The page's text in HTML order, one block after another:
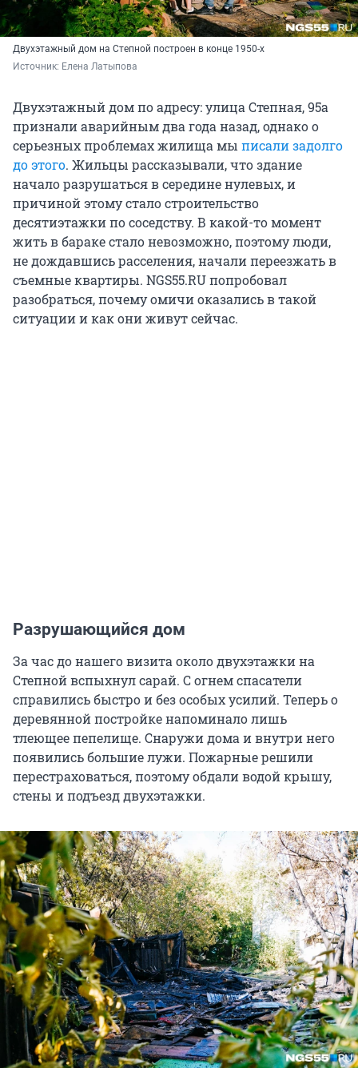
Двухэтажный дом на Степной построен в конце 1950-х
Источник: Елена Латыпова
Двухэтажный дом по адресу: улица Степная, 95а
признали аварийным два года назад, однако о
серьезных проблемах жилища мы писали задолго
до этого. Жильцы рассказывали, что здание
начало разрушаться в середине нулевых, и
причиной этому стало строительство
десятиэтажки по соседству. В какой-то момент
жить в бараке стало невозможно, поэтому люди,
не дождавшись расселения, начали переезжать в
съемные квартиры. NGS55.RU попробовал
разобраться, почему омичи оказались в такой
ситуации и как они живут сейчас.
Разрушающийся дом
За час до нашего визита около двухэтажки на
Степной вспыхнул сарай. С огнем спасатели
справились быстро и без особых усилий. Теперь о
деревянной постройке напоминало лишь
тлеющее пепелище. Снаружи дома и внутри него
появились большие лужи. Пожарные решили
перестраховаться, поэтому обдали водой крышу,
стены и подъезд двухэтажки.